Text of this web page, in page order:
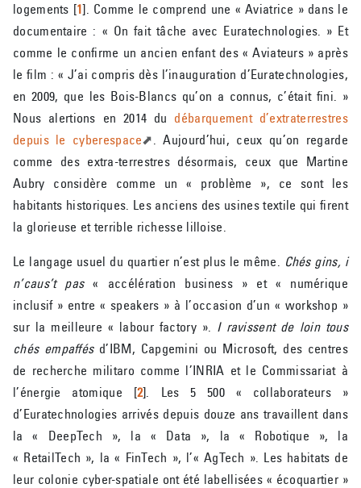
logements [1]. Comme le comprend une « Aviatrice » dans le
documentaire : « On fait tâche avec Euratechnologies. » Et
comme le confirme un ancien enfant des « Aviateurs » après
le film : « J’ai compris dès l’inauguration d’Euratechnologies,
en 2009, que les Bois-Blancs qu’on a connus, c’était fini. »
Nous alertions en 2014 du débarquement d’extraterrestres
depuis le cyberespace
. Aujourd’hui, ceux qu’on regarde
comme des extra-terrestres désormais, ceux que Martine
Aubry considère comme un « problème », ce sont les
habitants historiques. Les anciens des usines textile qui firent
la glorieuse et terrible richesse lilloise.
Le langage usuel du quartier n’est plus le même. Chés gins, i
n’caus’t pas« accélération business » et « numérique
inclusif » entre « speakers » à l’occasion d’un « workshop »
sur la meilleure « labour factory ». I ravissent de loin tous
chés empaffésd’IBM, Capgemini ou Microsoft, des centres
de recherche militaro comme l’INRIA et le Commissariat à
l’énergie atomique [2]. Les 5 500 « collaborateurs »
d’Euratechnologies arrivés depuis douze ans travaillent dans
la « DeepTech », la « Data », la « Robotique », la
« RetailTech », la « FinTech », l’« AgTech ». Les habitats de
leur colonie cyber-spatiale ont été labellisées « écoquartier »